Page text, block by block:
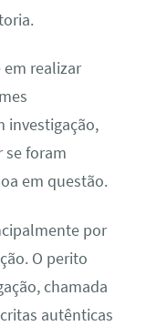
realizar
investigação,
se foram
em questão.
por
O perito
chamada
autênticas